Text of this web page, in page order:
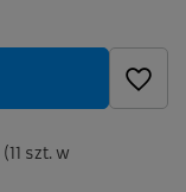
(11 szt. w